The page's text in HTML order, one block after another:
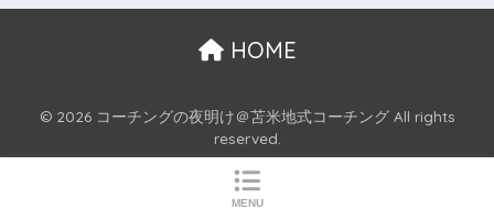
HOME
© 2026 コーチングの夜明け＠苫米地式コーチング All rights
reserved.
MENU